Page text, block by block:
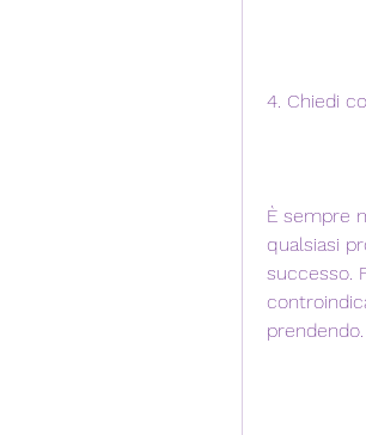
4. Chiedi
È sempre
qualsiasi
successo.
prendendo.